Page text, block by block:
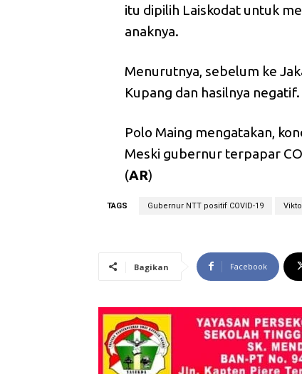
itu dipilih Laiskodat untuk
anaknya.
Menurutnya, sebelum ke
Kupang dan hasilnya negatif.
Polo Maing mengatakan,
Meski gubernur terpapar
(AR)
TAGS Gubernur NTT positif COVID-19
Bagikan Facebook